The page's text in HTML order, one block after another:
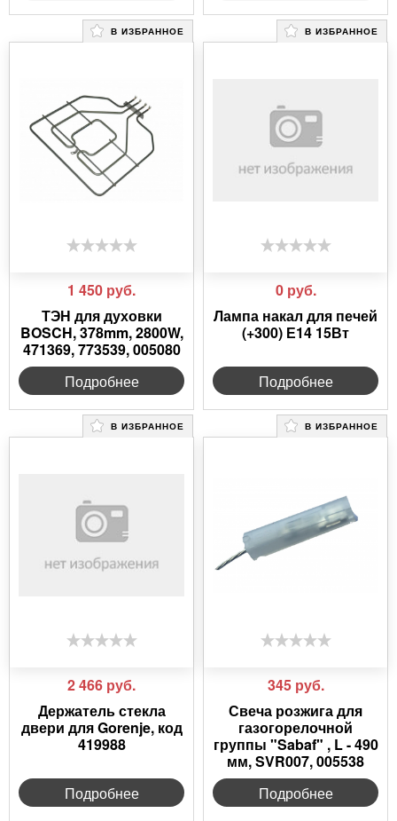
В ИЗБРАННОЕ
1 450 руб.
ТЭН для духовки
BOSCH, 378mm, 2800W,
471369, 773539, 005080
Подробнее
В ИЗБРАННОЕ
0 руб.
Лампа накал для печей
(+300) Е14 15Вт
Подробнее
В ИЗБРАННОЕ
2 466 руб.
Держатель стекла
двери для Gorenje, код
419988
Подробнее
В ИЗБРАННОЕ
345 руб.
Свеча розжига для
газогорелочной
группы "Sabaf" , L - 490
мм, SVR007, 005538
Подробнее